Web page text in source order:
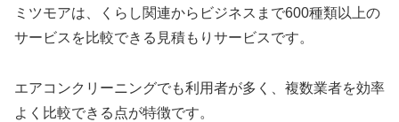
ミツモアは、くらし関連からビジネスまで600種類以上の
サービスを比較できる見積もりサービスです。
エアコンクリーニングでも利用者が多く、複数業者を効率
よく比較できる点が特徴です。